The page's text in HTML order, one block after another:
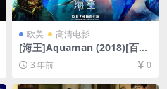
欧美 高清电影
[海王]Aquaman (2018)[百度
网盘+夸克网盘1080P超清未
删减资源][网盘在线播放/下
载][MP4/10GB][中英字幕]
3 年前 0